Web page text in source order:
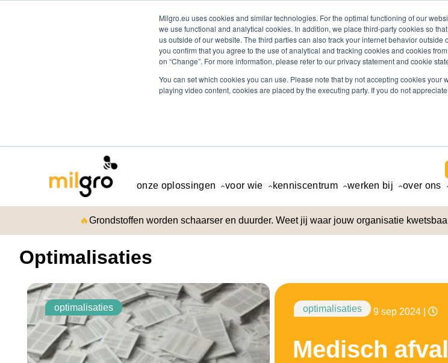
Milgro.eu uses cookies and similar technologies. For the optimal functioning of our
we use functional and analytical cookies. In addition, we place third-party cookies so
us outside of our website. The third parties can also track your internet behavior
you confirm that you agree to the use of analytical and tracking cookies and cookies
on “Change”. For more information, please refer to our privacy statement and cookie
You can set which cookies you can use. Please note that by not accepting cookies
playing video content, cookies are placed by the executing party. If you do not
onze oplossingen voor wie kenniscentrum werken bij over ons
🔥Grondstoffen worden schaarser en duurder. Weet jij waar jouw organisatie
Optimalisaties
optimalisaties optimalisaties 9 sep 2024|
Medisch